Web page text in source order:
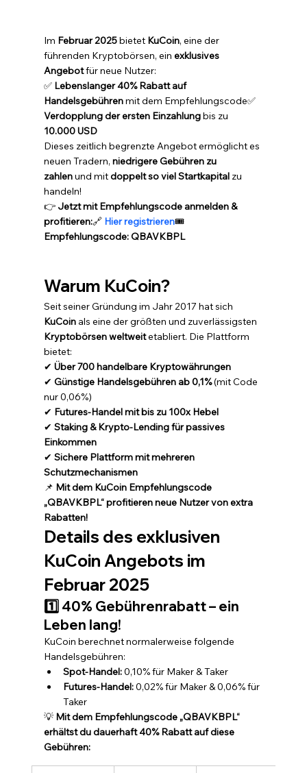
Im Februar 2025 bietet KuCoin, eine der
führenden Kryptobörsen, ein exklusives
Angebot für neue Nutzer:
✅ Lebenslanger 40% Rabatt auf
Handelsgebühren mit dem Empfehlungscode✅
Verdopplung der ersten Einzahlung bis zu
10.000 USD
Dieses zeitlich begrenzte Angebot ermöglicht es
neuen Tradern, niedrigere Gebühren zu
zahlen und mit doppelt so viel Startkapital zu
handeln!
👉 Jetzt mit Empfehlungscode anmelden &
profitieren:🔗 Hier registrieren🎟
Empfehlungscode:QBAVKBPL
Warum KuCoin?
Seit seiner Gründung im Jahr 2017 hat sich
KuCoin als eine der größten und zuverlässigsten
Kryptobörsen weltweit etabliert. Die Plattform
bietet:
✔ Über 700 handelbare Kryptowährungen
✔ Günstige Handelsgebühren ab 0,1% (mit Code
nur 0,06%)
✔ Futures-Handel mit bis zu 100x Hebel
✔ Staking & Krypto-Lending für passives
Einkommen
✔ Sichere Plattform mit mehreren
Schutzmechanismen
📌 Mit dem KuCoin Empfehlungscode
„QBAVKBPL“ profitieren neue Nutzer von extra
Rabatten!
Details des exklusiven
KuCoin Angebots im
Februar 2025
1️⃣ 40% Gebührenrabatt – ein
Leben lang!
KuCoin berechnet normalerweise folgende
Handelsgebühren:
Spot-Handel: 0,10% für Maker & Taker
Futures-Handel: 0,02% für Maker & 0,06% für
Taker
💡 Mit dem Empfehlungscode „QBAVKBPL“
erhältst du dauerhaft 40% Rabatt auf diese
Gebühren: